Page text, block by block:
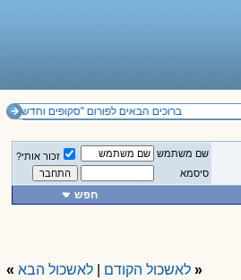
ברוכים הבאים לפורום "סקופים וחדשות".
שם משתמש
זכור אותי?
סיסמא
חפש
« לאשכול הקודם לאשכול הבא »